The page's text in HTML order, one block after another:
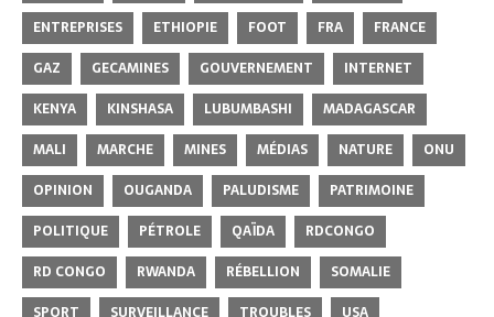
ENTREPRISES
ETHIOPIE FOOT FRA
FRANCE
GAZ
GECAMINES GOUVERNEMENT
INTERNET
KENYA
KINSHASA LUBUMBASHI
MADAGASCAR
MALI
MARCHE MINES MÉDIAS NATURE
ONU
OPINION
OUGANDA PALUDISME
PATRIMOINE
POLITIQUE
PÉTROLE QAÏDA
RDCONGO
RD CONGO
RWANDA RÉBELLION
SOMALIE